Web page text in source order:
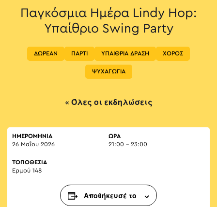
Παγκόσμια Ημέρα Lindy Hop:
Υπαίθριο Swing Party
ΔΩΡΕΑΝ ΠΑΡΤΙ ΥΠΑΙΘΡΙΑ ΔΡΑΣΗ ΧΟΡΟΣ
ΨΥΧΑΓΩΓΙΑ
« Όλες οι εκδηλώσεις
ΗΜΕΡΟΜΗΝΙΑ
26 Μαΐου 2026
ΏΡΑ
21:00 - 23:00
ΤΟΠΟΘΕΣΙΑ
Ερμού 148
Αποθήκευσέ το